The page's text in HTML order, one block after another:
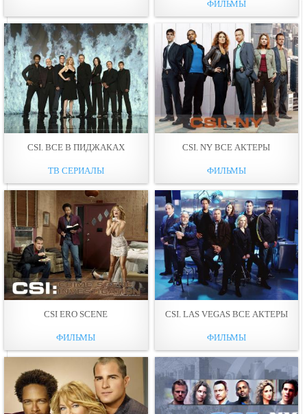
ФИЛЬМЫ
CSI. ВСЕ В ПИДЖАКАХ
ТВ СЕРИАЛЫ
CSI. NY ВСЕ АКТЕРЫ
ФИЛЬМЫ
CSI ERO SCENE
ФИЛЬМЫ
CSI. LAS VEGAS ВСЕ АКТЕРЫ
ФИЛЬМЫ